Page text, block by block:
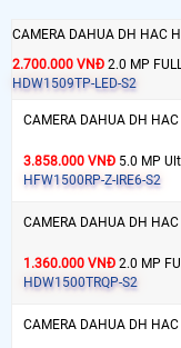
CAMERA DAHUA DH HAC
2.700.000 VNĐ 2.0 MP
HDW1509TP-LED-S2
CAMERA DAHUA DH
3.858.000 VNĐ 5.0 MP
HFW1500RP-Z-IRE6-S2
CAMERA DAHUA DH
1.360.000 VNĐ 2.0 MP
HDW1500TRQP-S2
CAMERA DAHUA DH